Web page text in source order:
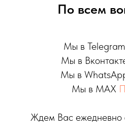
По всем
Мы в Telegram
Мы в
Мы в
Мы в MAX
Ждем Вас ежедневно